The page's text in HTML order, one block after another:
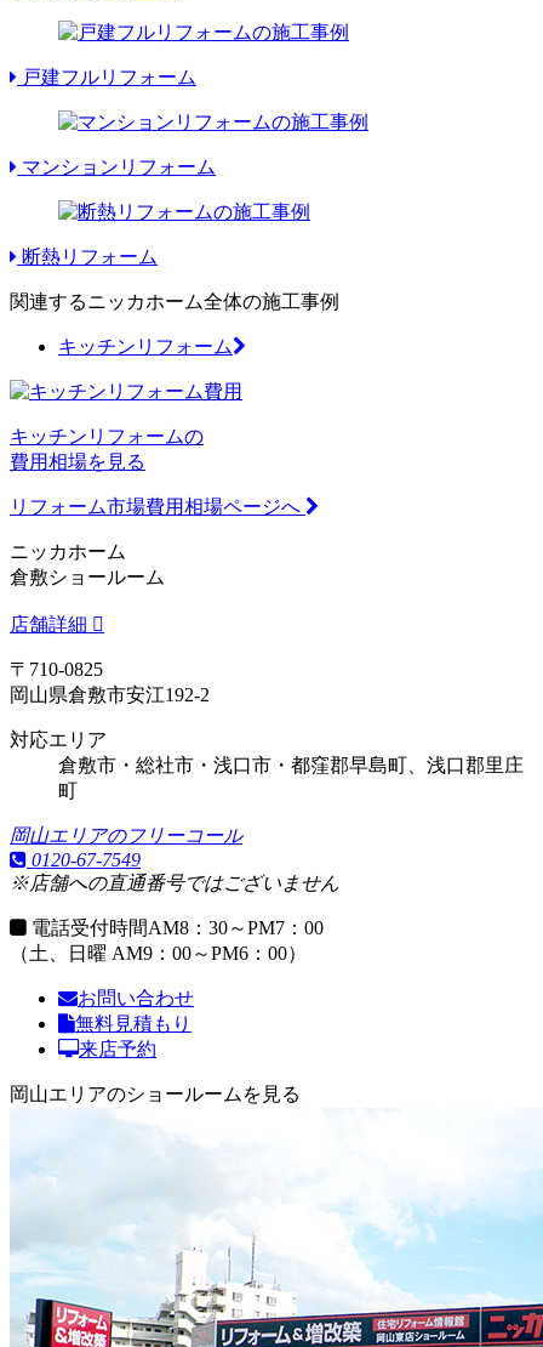
戸建フルリフォーム
マンションリフォーム
断熱リフォーム
関連するニッカホーム全体の施工事例
キッチンリフォーム
キッチンリフォームの
費用相場を見る
リフォーム市場費用相場ページへ
ニッカホーム
倉敷ショールーム
店舗詳細
〒710-0825
岡山県倉敷市安江192-2
対応エリア
倉敷市・総社市・浅口市・都窪郡早島町、浅口郡里庄
町
岡山エリアのフリーコール
0120-67-7549
※店舗への直通番号ではございません
電話受付時間AM8：30～PM7：00
（土、日曜 AM9：00～PM6：00）
お問い合わせ
無料見積もり
来店予約
岡山エリアのショールームを見る